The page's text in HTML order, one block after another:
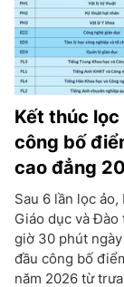
Kết thúc
công bố
cao đẳng
Sau 6 lần lọc
Giáo dục và
giờ 30 phút
đầu công bố
năm 2026 từ